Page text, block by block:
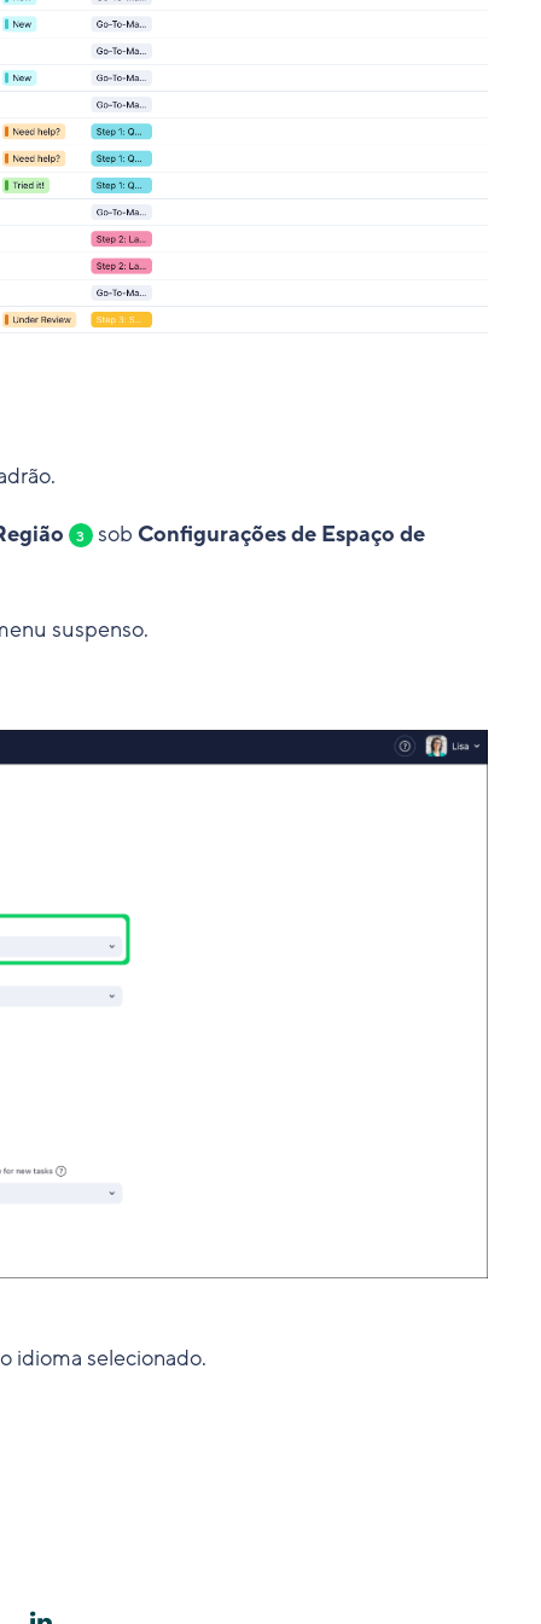
3 sob Configurações de Espaço de
suspenso.
idioma selecionado.